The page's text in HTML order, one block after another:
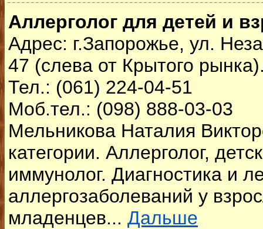
Аллерголог для детей и
Адрес: г.Запорожье, ул.
47 (слева от Крытого
Тел.: (061) 224-04-51
Моб.тел.: (098) 888-03-03
Мельникова Наталия
категории. Аллерголог,
иммунолог. Диагностика и
аллергозаболеваний у
младенцев... Дальше